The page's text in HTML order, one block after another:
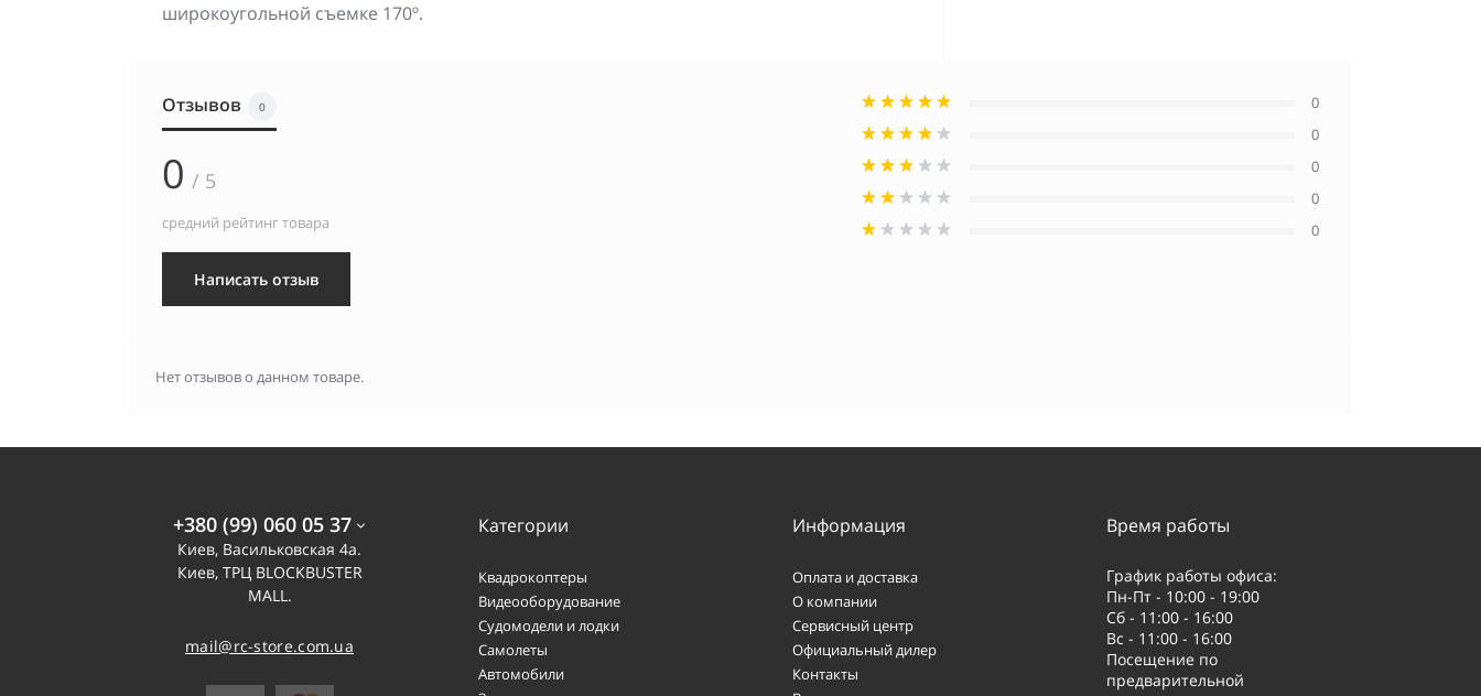
широкоугольной съемке 170º.
Отзывов 0
0 / 5
средний рейтинг товара
Написать отзыв
0
0
0
0
0
Нет отзывов о данном товаре.
+380 (99) 060 05 37
Киев, Васильковская 4а.
Киев, ТРЦ BLOCKBUSTER
MALL.
mail@rc-store.com.ua
Категории
Квадрокоптеры
Видеооборудование
Судомодели и лодки
Самолеты
Автомобили
Информация
Оплата и доставка
О компании
Сервисный центр
Официальный дилер
Контакты
Время работы
График работы офиса:
Пн-Пт - 10:00 - 19:00
Сб - 11:00 - 16:00
Вс - 11:00 - 16:00
Посещение по
предварительной